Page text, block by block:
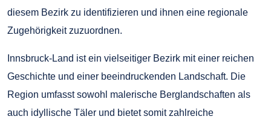
diesem Bezirk zu identifizieren und ihnen eine regionale
Zugehörigkeit zuzuordnen.
Innsbruck-Land ist ein vielseitiger Bezirk mit einer reichen
Geschichte und einer beeindruckenden Landschaft. Die
Region umfasst sowohl malerische Berglandschaften als
auch idyllische Täler und bietet somit zahlreiche